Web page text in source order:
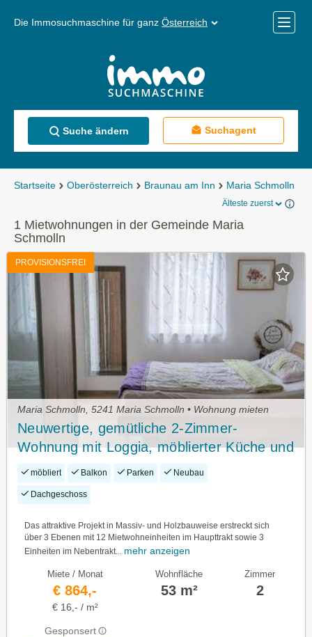
Die Immosuchmaschine für ganz Österreich
Menü
Suche ändern Suchagent
Startseite Oberösterreich Braunau am Inn Maria Schmolln
Älteste zuerst
1 Mietwohnungen in der Gemeinde Maria
Schmolln
PROVISIONSFREI
Maria Schmolln, 5241 Maria Schmolln • Wohnung mieten
Neuwertige, gemütliche 2-Zimmer-
Wohnung mit Loggia, möblierter Küche und
Carport-Stellplatz in Maria Schmolln
möbliert Balkon Parken Neubau
Dachgeschoss
Das attraktive Projekt in Massiv- und Holzbauweise erstreckt sich
über 3 Ebenen mit 12 Mietwohneinheiten im Haupttrakt sowie 3
Einheiten im Nebentrakt...
mehr anzeigen
Miete / Monat
€ 864,-
€ 16,- / m²
Gesponsert
Wohnfläche
53 m²
Zimmer
2